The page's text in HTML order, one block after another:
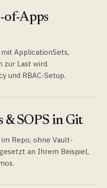
of-Apps
ApplicationSets,
zur Last wird.
und RBAC-Setup.
& SOPS in Git
Repo, ohne Vault-
an Ihrem Beispiel,